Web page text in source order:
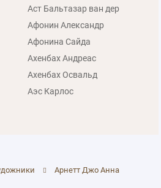
Аст Бальтазар ван дер
Афонин Александр
Афонина Сайда
Ахенбах Андреас
Ахенбах Освальд
Аэс Карлос
Арнетт Джо Анна